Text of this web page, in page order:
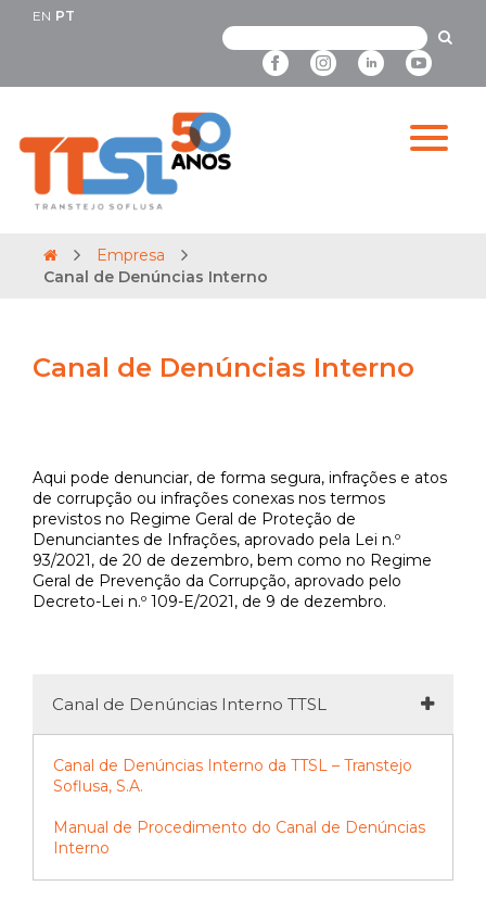
EN PT
Empresa
Canal de Denúncias Interno
Canal de Denúncias Interno
Aqui pode denunciar, de forma segura, infrações e atos
de corrupção ou infrações conexas nos termos
previstos no Regime Geral de Proteção de
Denunciantes de Infrações, aprovado pela Lei n.º
93/2021, de 20 de dezembro, bem como no Regime
Geral de Prevenção da Corrupção, aprovado pelo
Decreto-Lei n.º 109-E/2021, de 9 de dezembro.
Canal de Denúncias Interno TTSL
Canal de Denúncias Interno da TTSL – Transtejo
Soflusa, S.A.
Manual de Procedimento do Canal de Denúncias
Interno